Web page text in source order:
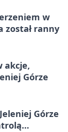
w
został ranny
akcje,
Górze
Górze